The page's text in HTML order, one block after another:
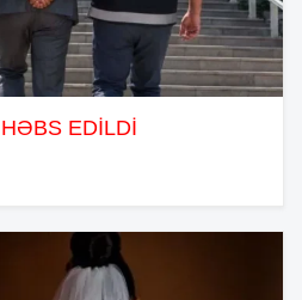
HƏBS EDİLDİ